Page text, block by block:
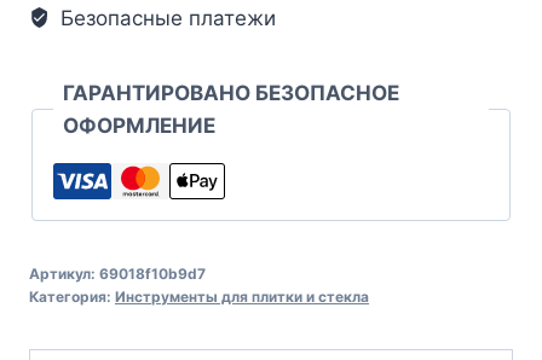
Безопасные платежи
ГАРАНТИРОВАНО БЕЗОПАСНОЕ
ОФОРМЛЕНИЕ
Артикул: 69018f10b9d7
Категория: Инструменты для плитки и стекла